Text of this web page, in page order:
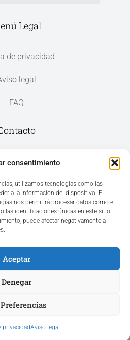
consentimiento
utilizamos tecnologías como las
a la información del dispositivo. El
nos permitirá procesar datos como el
las identificaciones únicas en este sitio.
puede afectar negativamente a
Aceptar
Denegar
privacidadAviso legal
Legal
de privacidad
legal
FAQ
03187 Los Montesinos,
965 207 262
área privada
Aznar Ortega Marketing Digital
ayudarle?